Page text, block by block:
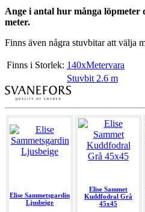
Ange i antal hur många löpmeter
meter.
Finns även några stuvbitar att välja
Finns i Storlek: 140xMetervara
Stuvbit 2.6 m
Elise Sammetsgardin
Ljusbeige
Elise Sammet
Kuddfodral Grå
45x45